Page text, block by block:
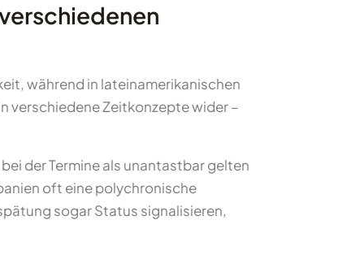
während in lateinamerikanischen
verschiedene Zeitkonzepte wider –
der Termine als unantastbar gelten
oft eine polychronische
sogar Status signalisieren,